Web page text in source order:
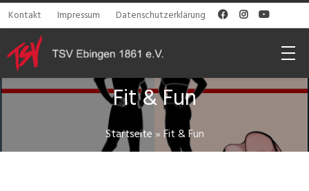
Kontakt Impressum Datenschutzerklärung   
Fit & Fun
Startseite »Fit & Fun